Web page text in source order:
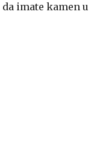
imate kamen u